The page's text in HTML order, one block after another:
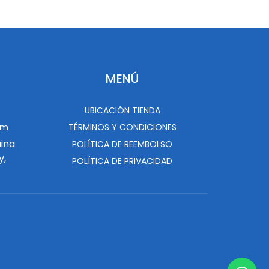
MENÚ
UBICACIÓN TIENDA
TÉRMINOS Y CONDICIONES
POLÍTICA DE REEMBOLSO
POLÍTICA DE PRIVACIDAD